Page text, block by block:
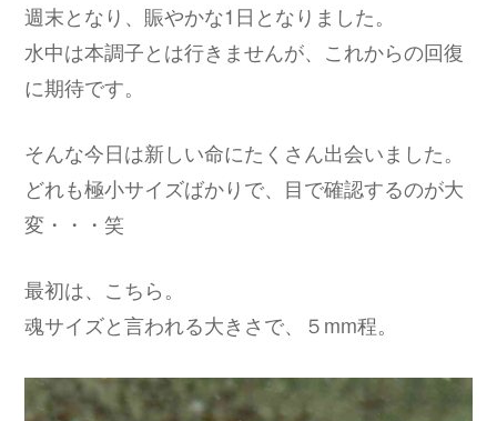
週末となり、賑やかな1日となりました。
水中は本調子とは行きませんが、これからの回復
に期待です。
そんな今日は新しい命にたくさん出会いました。
どれも極小サイズばかりで、目で確認するのが大
変・・・笑
最初は、こちら。
魂サイズと言われる大きさで、５mm程。